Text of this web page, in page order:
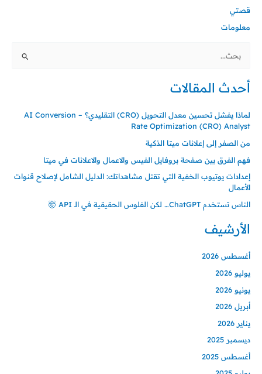
قصتي
معلومات
البحث
أحدث المقالات
لماذا يفشل تحسين معدل التحويل (CRO) التقليدي؟ – AI Conversion
Rate Optimization (CRO) Analyst
من الصفر إلى إعلانات ميتا الذكية
فهم الفرق بين صفحة بروفايل الفيس والاعمال والاعلانات في ميتا
إعدادات يوتيوب الخفية التي تقتل مشاهداتك: الدليل الشامل لإصلاح قنوات
الأعمال
الناس تستخدم ChatGPT… لكن الفلوس الحقيقية في الـ API 🤯
الأرشيف
أغسطس 2026
يوليو 2026
يونيو 2026
أبريل 2026
يناير 2026
ديسمبر 2025
أغسطس 2025